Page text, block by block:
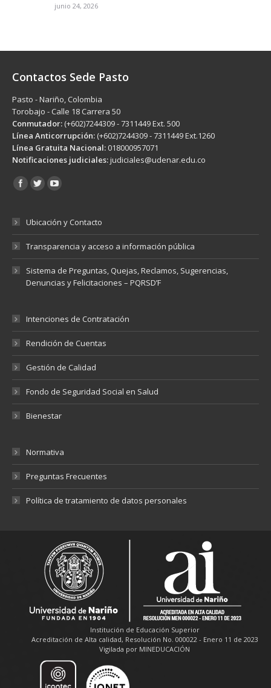
junio 24, 2026
Contactos Sede Pasto
Pasto - Nariño, Colombia
Torobajo - Calle 18 Carrera 50
Conmutador: (+602)7244309 - 7311449 Ext. 500
Línea Anticorrupción: (+602)7244309 - 7311449 Ext.1260
Línea Gratuita Nacional: 018000957071
Notificaciones judiciales:judiciales@udenar.edu.co
Encuéntranos en:
Ubicación y Contacto
Transparencia y acceso a información pública
Sistema de Preguntas, Quejas, Reclamos, Sugerencias,
Denuncias y Felicitaciones – PQRSD’F
Intenciones de Contratación
Rendición de Cuentas
Gestión de Calidad
Fondo de Seguridad Social en Salud
Bienestar
Normativa
Preguntas Frecuentes
Política de tratamiento de datos personales
Institución de Educación Superior
Acreditación de Alta calidad, Resolución No. 000022 - Enero 11 de 2023
Vigilada por MINEDUCACIÓN